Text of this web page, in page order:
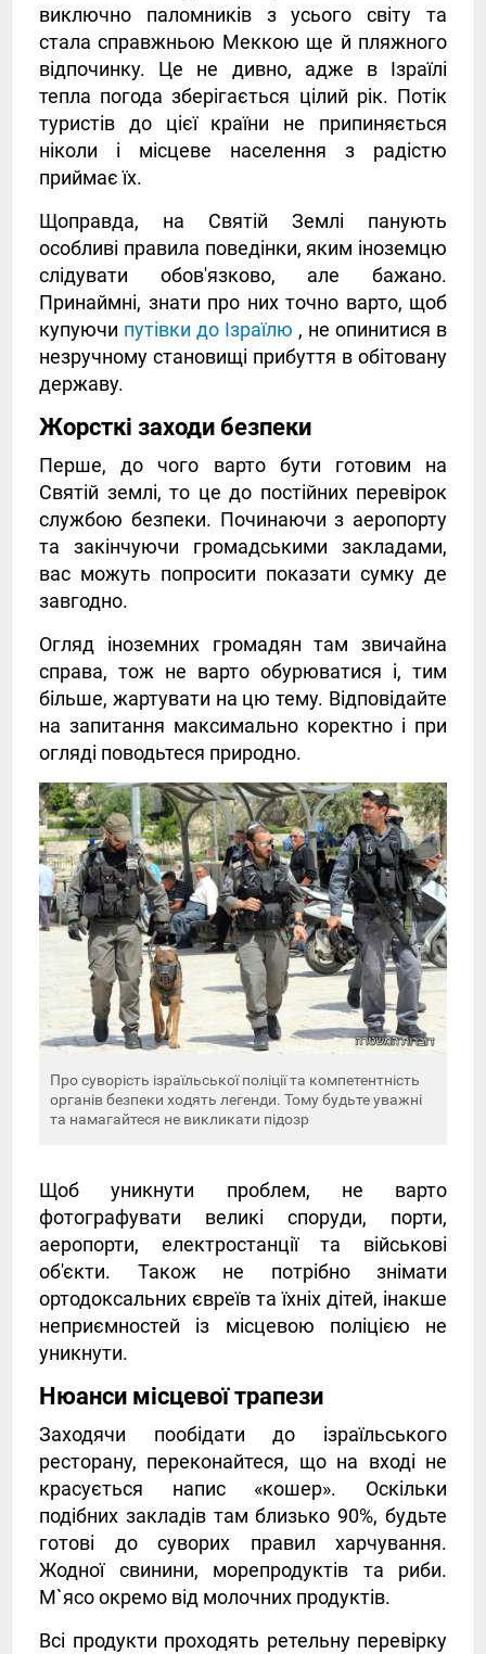
виключно паломників з усього світу та
стала справжньою Меккою ще й пляжного
відпочинку. Це не дивно, адже в Ізраїлі
тепла погода зберігається цілий рік. Потік
туристів до цієї країни не припиняється
ніколи і місцеве населення з радістю
приймає їх.
Щоправда, на Святій Землі панують
особливі правила поведінки, яким іноземцю
слідувати обов'язково, але бажано.
Принаймні, знати про них точно варто, щоб
купуючи путівки до Ізраїлю , не опинитися в
незручному становищі прибуття в обітовану
державу.
Жорсткі заходи безпеки
Перше, до чого варто бути готовим на
Святій землі, то це до постійних перевірок
службою безпеки. Починаючи з аеропорту
та закінчуючи громадськими закладами,
вас можуть попросити показати сумку де
завгодно.
Огляд іноземних громадян там звичайна
справа, тож не варто обурюватися і, тим
більше, жартувати на цю тему. Відповідайте
на запитання максимально коректно і при
огляді поводьтеся природно.
Про суворість ізраїльської поліції та компетентність
органів безпеки ходять легенди. Тому будьте уважні
та намагайтеся не викликати підозр
Щоб уникнути проблем, не варто
фотографувати великі споруди, порти,
аеропорти, електростанції та військові
об'єкти. Також не потрібно знімати
ортодоксальних євреїв та їхніх дітей, інакше
неприємностей із місцевою поліцією не
уникнути.
Нюанси місцевої трапези
Заходячи пообідати до ізраїльського
ресторану, переконайтеся, що на вході не
красується напис «кошер». Оскільки
подібних закладів там близько 90%, будьте
готові до суворих правил харчування.
Жодної свинини, морепродуктів та риби.
М`ясо окремо від молочних продуктів.
Всі продукти проходять ретельну перевірку